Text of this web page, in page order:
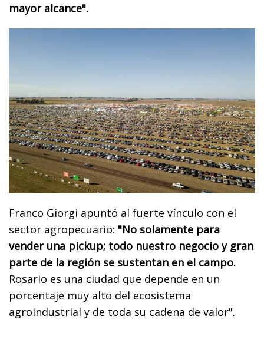
mayor alcance".
Franco Giorgi apuntó al fuerte vínculo con el
sector agropecuario: "No solamente para
vender una pickup; todo nuestro negocio y gran
parte de la región se sustentan en el campo.
Rosario es una ciudad que depende en un
porcentaje muy alto del ecosistema
agroindustrial y de toda su cadena de valor".